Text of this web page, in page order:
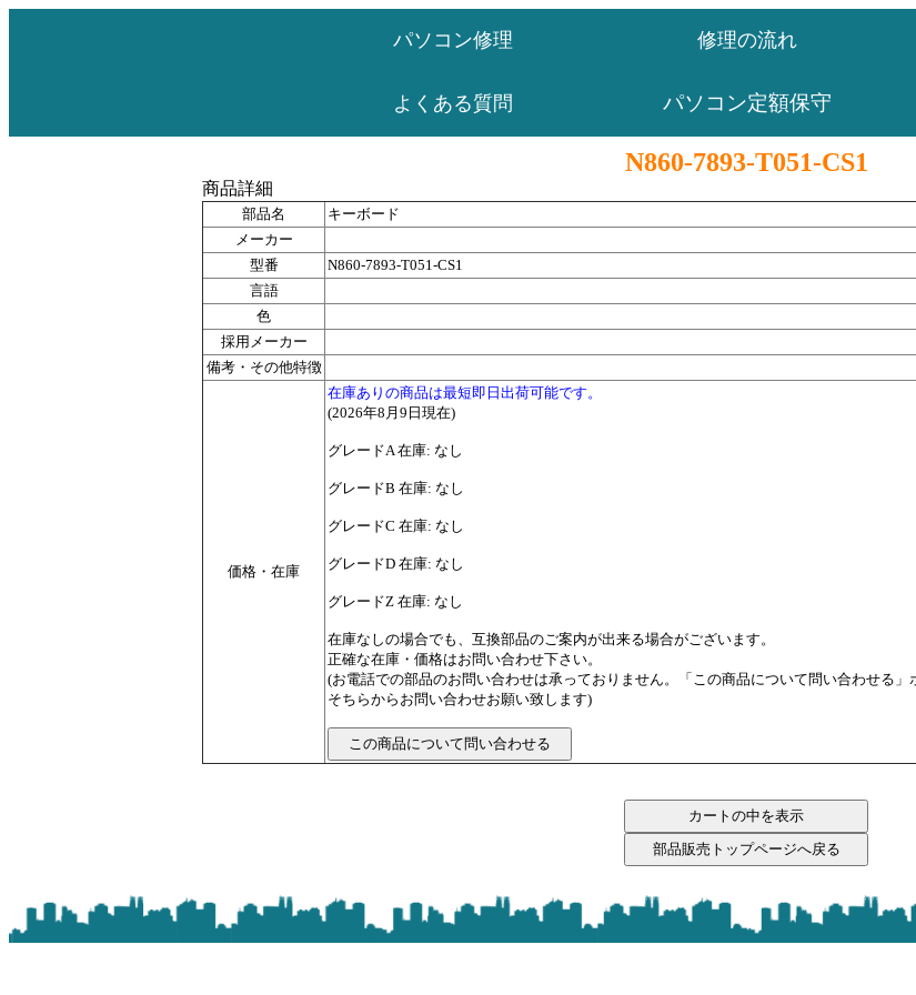
パソコン修理 修理の流れ
よくある質問 パソコン定額保守
N860-7893-T051-CS1
商品詳細
部品名
キーボード
メーカー
型番
N860-7893-T051-CS1
言語
色
採用メーカー
備考・その他特徴
価格・在庫
在庫ありの商品は最短即日出荷可能です。
(2026年8月9日現在)
グレードA 在庫: なし
グレードB 在庫: なし
グレードC 在庫: なし
グレードD 在庫: なし
グレードZ 在庫: なし
在庫なしの場合でも、互換部品のご案内が出来る場合がございます。
正確な在庫・価格はお問い合わせ下さい。
(お電話での部品のお問い合わせは承っておりません。「この商品について問い合わせる」
そちらからお問い合わせお願い致します)